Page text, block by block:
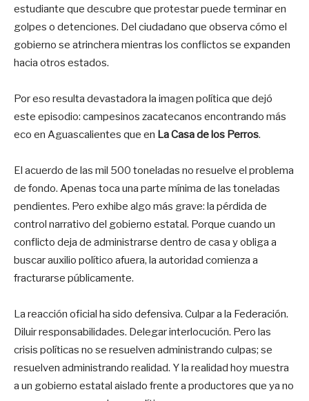
estudiante que descubre que protestar puede terminar en
golpes o detenciones. Del ciudadano que observa cómo el
gobierno se atrinchera mientras los conflictos se expanden
hacia otros estados.
Por eso resulta devastadora la imagen política que dejó
este episodio: campesinos zacatecanos encontrando más
eco en Aguascalientes que en La Casa de los Perros.
El acuerdo de las mil 500 toneladas no resuelve el problema
de fondo. Apenas toca una parte mínima de las toneladas
pendientes. Pero exhibe algo más grave: la pérdida de
control narrativo del gobierno estatal. Porque cuando un
conflicto deja de administrarse dentro de casa y obliga a
buscar auxilio político afuera, la autoridad comienza a
fracturarse públicamente.
La reacción oficial ha sido defensiva. Culpar a la Federación.
Diluir responsabilidades. Delegar interlocución. Pero las
crisis políticas no se resuelven administrando culpas; se
resuelven administrando realidad. Y la realidad hoy muestra
a un gobierno estatal aislado frente a productores que ya no